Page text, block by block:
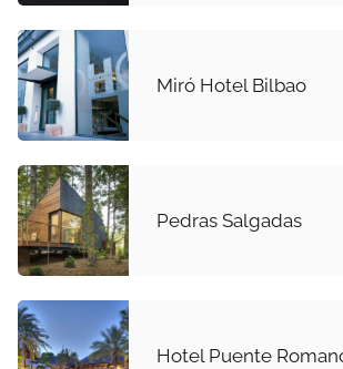
Miró Hotel Bilbao
Pedras Salgadas
Hotel Puente